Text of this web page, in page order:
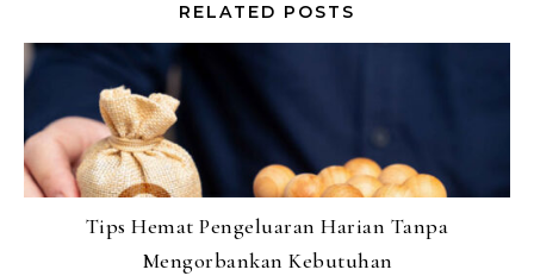
RELATED POSTS
Tips Hemat Pengeluaran Harian Tanpa
Mengorbankan Kebutuhan